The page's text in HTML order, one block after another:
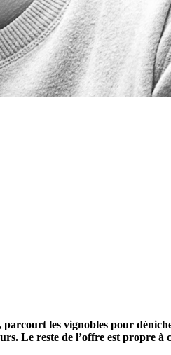
les vignobles pour
Le reste de l’offre est propre à